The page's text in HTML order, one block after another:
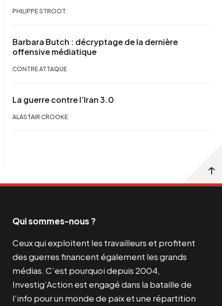
PHILIPPE STROOT
Barbara Butch : décryptage de la dernière
offensive médiatique
CONTRE ATTAQUE
La guerre contre l’Iran 3.0
ALASTAIR CROOKE
Qui sommes-nous ?
Ceux qui exploitent les travailleurs et profitent
des guerres financent également les grands
médias. C’est pourquoi depuis 2004,
Investig’Action est engagé dans la bataille de
l’info pour un monde de paix et une répartition